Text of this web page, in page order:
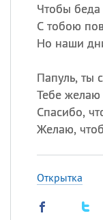
Чтобы
С тобою
Но наши
Папуль, ты
Тебе желаю
Спасибо,
Желаю,
Открытка